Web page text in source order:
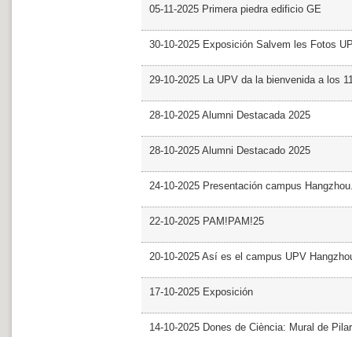
05-11-2025 Primera piedra edificio GE
30-10-2025 Exposición Salvem les Fotos
29-10-2025 La UPV da la bienvenida a los
28-10-2025 Alumni Destacada 2025
28-10-2025 Alumni Destacado 2025
24-10-2025 Presentación campus
22-10-2025 PAM!PAM!25
20-10-2025 Así es el campus UPV
17-10-2025 Exposición
14-10-2025 Dones de Ciència: Mural de